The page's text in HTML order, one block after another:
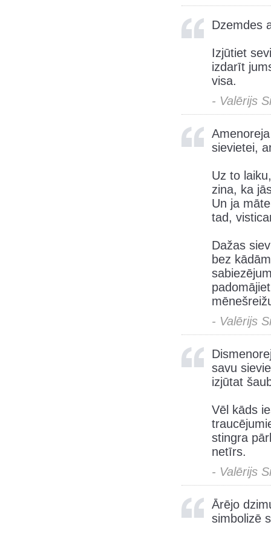
Dzemdes
Izjūtiet
izdarīt
visa.
- Valērijs
sievietei,
Uz to
zina, ka
Un ja
tad,
Dažas
bez
- Valērijs
savu
izjūtat
Vēl kāds
stingra
netīrs.
- Valērijs
Ārējo
simbolizē